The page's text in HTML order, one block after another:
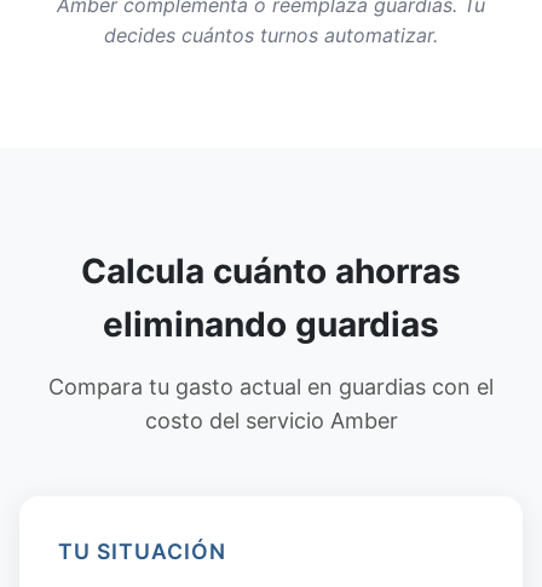
decides cuántos turnos automatizar.
Calcula cuánto ahorras
eliminando guardias
Compara tu gasto actual en guardias con el
costo del servicio Amber
TU SITUACIÓN